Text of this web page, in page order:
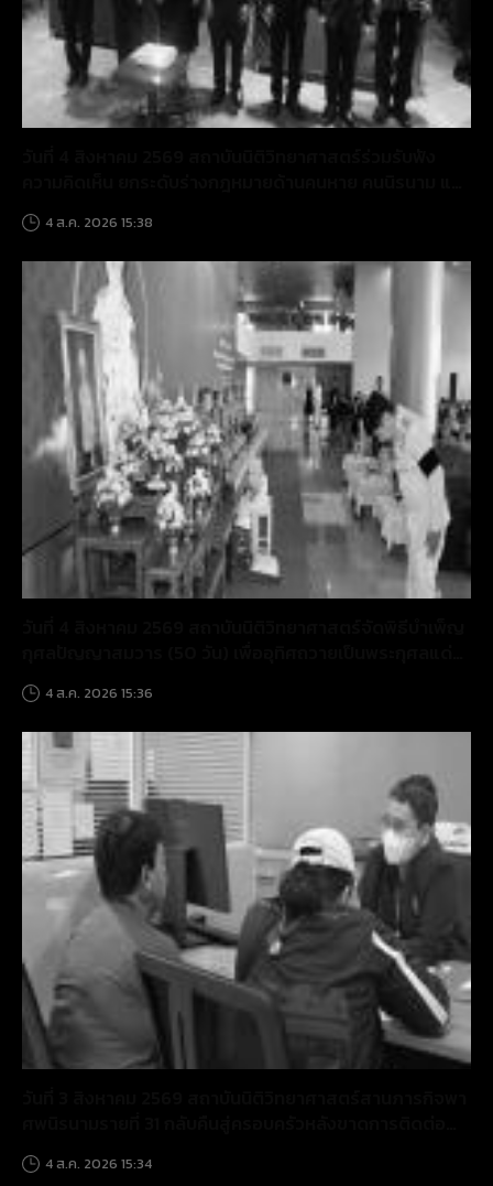
ศพนิรนาม
4 ส.ค. 2026 15:38
สมเด็จพระเจ้าลูกเธอ เจ้าฟ้าพัชรกิติยาภาฯ
4 ส.ค. 2026 15:36
นานกว่า 10 ปี
4 ส.ค. 2026 15:34